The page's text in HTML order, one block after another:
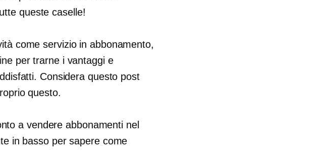
queste caselle!
come servizio in abbonamento,
per trarne i vantaggi e
Considera questo post
questo.
a vendere abbonamenti nel
in basso per sapere come